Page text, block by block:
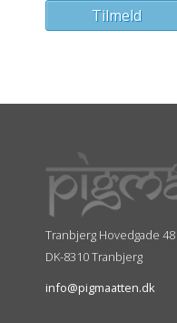
Tranbjerg Hovedgade 48
DK-8310 Tranbjerg
info@pigmaatten.dk